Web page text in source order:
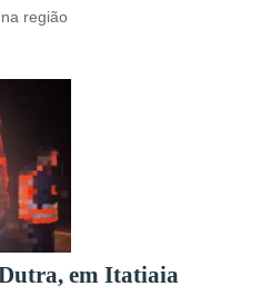
região
em Itatiaia